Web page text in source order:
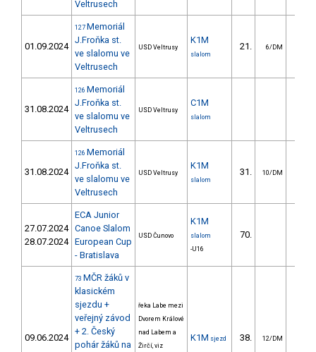
Veltrusech
01.09.2024
127 Memoriál
J.Froňka st.
ve slalomu ve
Veltrusech
USD Veltrusy
K1M
slalom
21. 6/DM
31.08.2024
126 Memoriál
J.Froňka st.
ve slalomu ve
Veltrusech
USD Veltrusy
C1M
slalom
31.08.2024
126 Memoriál
J.Froňka st.
ve slalomu ve
Veltrusech
USD Veltrusy
K1M
slalom
31. 10/DM
27.07.2024
28.07.2024
ECA Junior
Canoe Slalom
European Cup
- Bratislava
USD Čunovo
K1M
slalom
-U16
70.
09.06.2024
73 MČR žáků v
klasickém
sjezdu +
veřejný závod
+ 2. Český
pohár žáků na
řeka Labe mezi
Dvorem Králové
nad Labem a
Žirčí, viz
K1M sjezd 38. 12/DM